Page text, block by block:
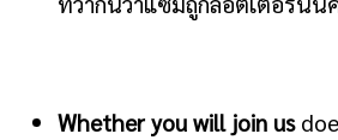
Whether you will join us